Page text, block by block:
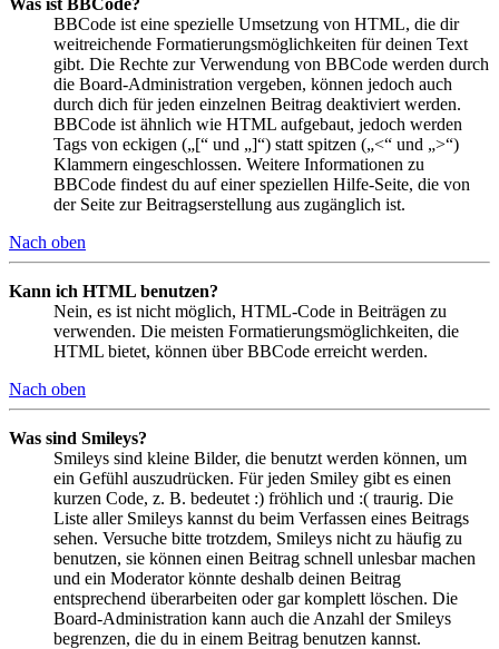
Was ist BBCode?
BBCode ist eine spezielle Umsetzung von HTML, die dir
weitreichende Formatierungsmöglichkeiten für deinen Text
gibt. Die Rechte zur Verwendung von BBCode werden durch
die Board-Administration vergeben, können jedoch auch
durch dich für jeden einzelnen Beitrag deaktiviert werden.
BBCode ist ähnlich wie HTML aufgebaut, jedoch werden
Tags von eckigen („[“ und „]“) statt spitzen („<“ und „>“)
Klammern eingeschlossen. Weitere Informationen zu
BBCode findest du auf einer speziellen Hilfe-Seite, die von
der Seite zur Beitragserstellung aus zugänglich ist.
Nach oben
Kann ich HTML benutzen?
Nein, es ist nicht möglich, HTML-Code in Beiträgen zu
verwenden. Die meisten Formatierungsmöglichkeiten, die
HTML bietet, können über BBCode erreicht werden.
Nach oben
Was sind Smileys?
Smileys sind kleine Bilder, die benutzt werden können, um
ein Gefühl auszudrücken. Für jeden Smiley gibt es einen
kurzen Code, z. B. bedeutet :) fröhlich und :( traurig. Die
Liste aller Smileys kannst du beim Verfassen eines Beitrags
sehen. Versuche bitte trotzdem, Smileys nicht zu häufig zu
benutzen, sie können einen Beitrag schnell unlesbar machen
und ein Moderator könnte deshalb deinen Beitrag
entsprechend überarbeiten oder gar komplett löschen. Die
Board-Administration kann auch die Anzahl der Smileys
begrenzen, die du in einem Beitrag benutzen kannst.